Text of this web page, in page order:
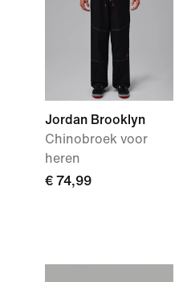
Jordan Brooklyn
Chinobroek voor
heren
€ 74,99